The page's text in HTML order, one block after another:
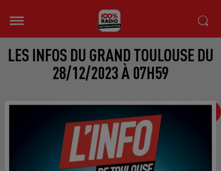
LES INFOS DU GRAND TOULOUSE DU
28/12/2023 À 07H59